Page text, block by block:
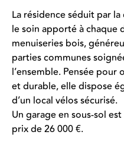
La résidence séduit par
le soin apporté à chaque
menuiseries bois,
parties communes
l’ensemble. Pensée
et durable, elle dispose
d’un local vélos sécurisé.
Un garage en sous-sol
prix de 26 000 €.